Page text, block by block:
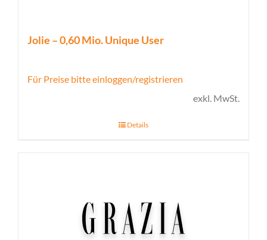
Jolie – 0,60 Mio. Unique User
Für Preise bitte einloggen/registrieren
exkl. MwSt.
Details